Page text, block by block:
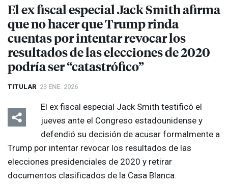
El ex fiscal especial Jack Smith afirma
que no hacer que Trump rinda
cuentas por intentar revocar los
resultados de las elecciones de 2020
podría ser “catastrófico”
TITULAR 23 ENE. 2026
El ex fiscal especial Jack Smith testificó el
jueves ante el Congreso estadounidense y
defendió su decisión de acusar formalmente a
Trump por intentar revocar los resultados de las
elecciones presidenciales de 2020 y retirar
documentos clasificados de la Casa Blanca.